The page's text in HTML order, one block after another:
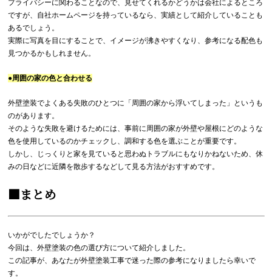
プライバシーに関わることなので、見せてくれるかどうかは会社によるところ
ですが、自社ホームページを持っているなら、実績として紹介していることも
あるでしょう。
実際に写真を目にすることで、イメージが沸きやすくなり、参考になる配色も
見つかるかもしれません。
●周囲の家の色と合わせる
外壁塗装でよくある失敗のひとつに「周囲の家から浮いてしまった」というも
のがあります。
そのような失敗を避けるためには、事前に周囲の家が外壁や屋根にどのような
色を使用しているのかチェックし、調和する色を選ぶことが重要です。
しかし、じっくりと家を見ていると思わぬトラブルにもなりかねないため、休
みの日などに近隣を散歩するなどして見る方法がおすすめです。
■まとめ
いかがでしたでしょうか？
今回は、外壁塗装の色の選び方について紹介しました。
この記事が、あなたが外壁塗装工事で迷った際の参考になりましたら幸いで
す。